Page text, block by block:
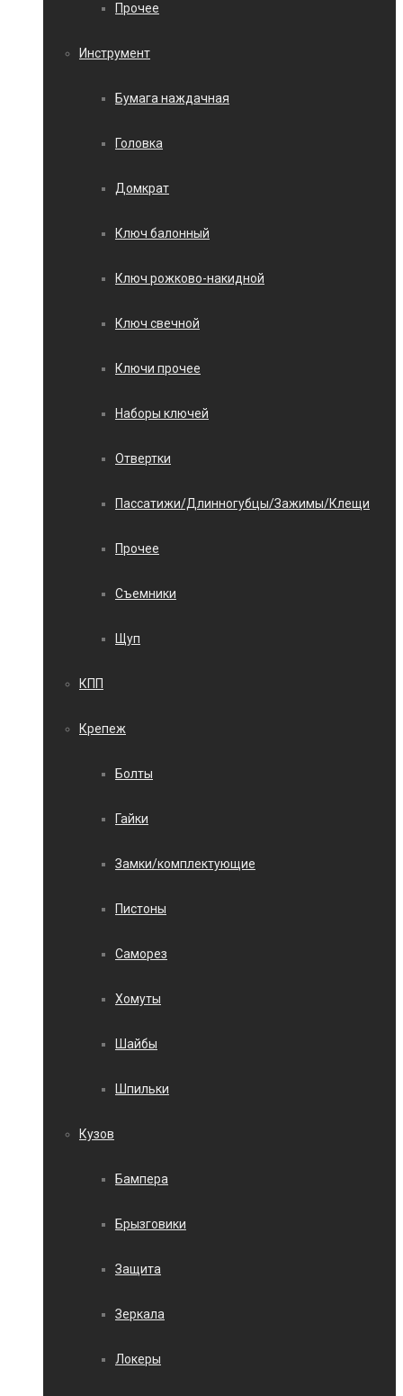
Прочее
Инструмент
Бумага наждачная
Головка
Домкрат
Ключ балонный
Ключ рожково-накидной
Ключ свечной
Ключи прочее
Наборы ключей
Отвертки
Пассатижи/Длинногубцы/Зажимы/Клещи
Прочее
Съемники
Щуп
КПП
Крепеж
Болты
Гайки
Замки/комплектующие
Пистоны
Саморез
Хомуты
Шайбы
Шпильки
Кузов
Бампера
Брызговики
Защита
Зеркала
Локеры